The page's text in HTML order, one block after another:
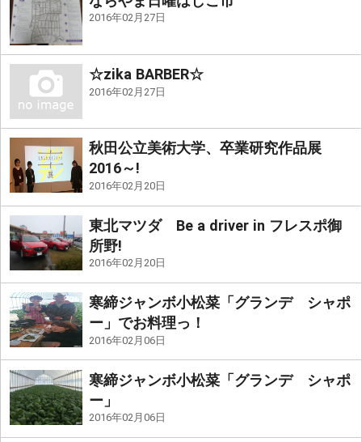
2016年02月27日
☆zika BARBER☆
2016年02月27日
秋田公立美術大学、卒業研究作品展
2016～!
2016年02月20日
東北マツダ Be a driver in フレスポ御
所野!
2016年02月20日
寒締ジャンボ小松菜「グランデ シャポ
ー」でお料理っ！
2016年02月06日
寒締ジャンボ小松菜「グランデ シャポ
ー」
2016年02月06日